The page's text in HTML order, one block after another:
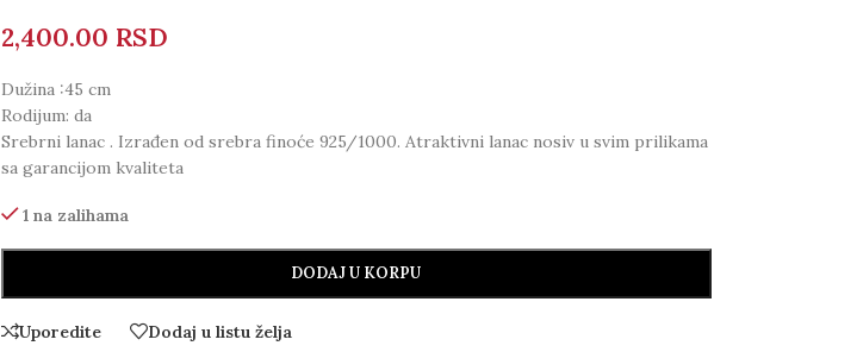
2,400.00 RSD
Dužina :45 cm
Rodijum: da
Srebrni lanac . Izrađen od srebra finoće 925/1000. Atraktivni lanac nosiv u svim prilikama
sa garancijom kvaliteta
1 na zalihama
DODAJ U KORPU
Uporedite Dodaj u listu želja